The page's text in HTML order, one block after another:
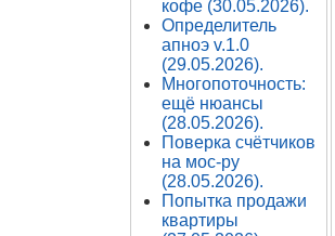
кофе (30.05.2026).
Определитель
апноэ v.1.0
(29.05.2026).
Многопоточность:
ещё нюансы
(28.05.2026).
Поверка счётчиков
на мос-ру
(28.05.2026).
Попытка продажи
квартиры